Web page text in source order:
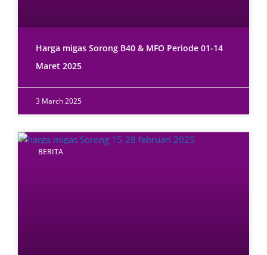
Harga migas Sorong B40 & MFO Periode 01-14
Maret 2025
3 March 2025
BERITA